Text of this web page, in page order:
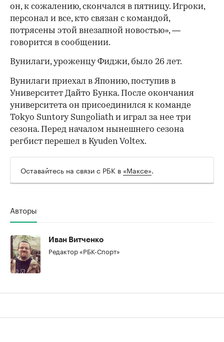
он, к сожалению, скончался в пятницу. Игроки,
персонал и все, кто связан с командой,
потрясены этой внезапной новостью», —
говорится в сообщении.
Вунилаги, уроженцу Фиджи, было 26 лет.
Вунилаги приехал в Японию, поступив в
Университет Дайто Бунка. После окончания
университета он присоединился к команде
Tokyo Suntory Sungoliath и играл за нее три
сезона. Перед началом нынешнего сезона
регбист перешел в Kyuden Voltex.
Оставайтесь на связи с РБК в «Максе».
Авторы
Иван Витченко
Редактор «РБК-Спорт»